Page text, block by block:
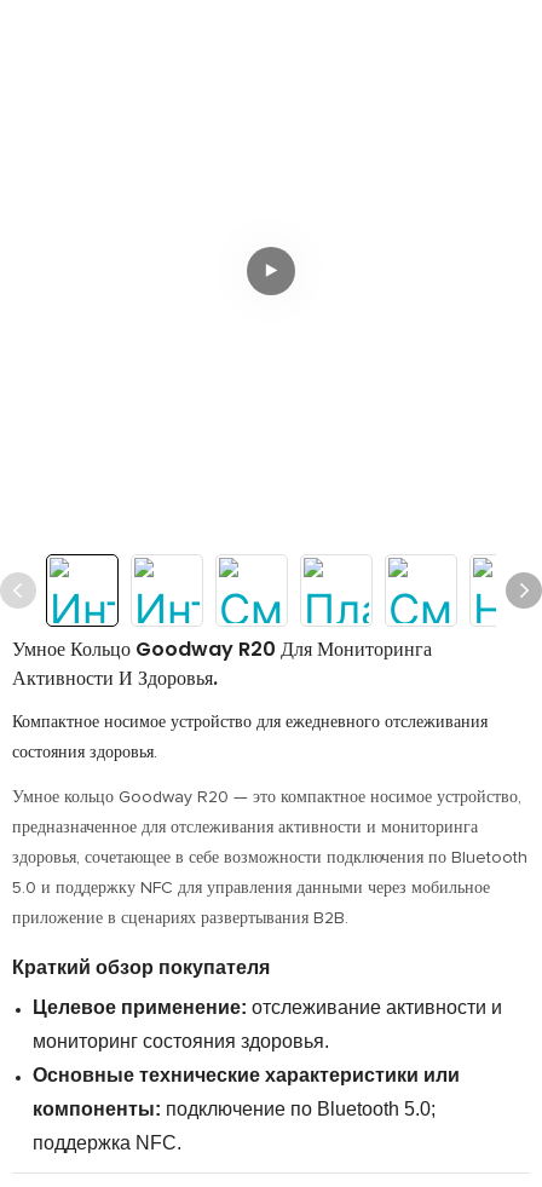
Умное Кольцо Goodway R20 Для Мониторинга
Активности И Здоровья.
Компактное носимое устройство для ежедневного отслеживания
состояния здоровья.
Умное кольцо Goodway R20 — это компактное носимое устройство,
предназначенное для отслеживания активности и мониторинга
здоровья, сочетающее в себе возможности подключения по Bluetooth
5.0 и поддержку NFC для управления данными через мобильное
приложение в сценариях развертывания B2B.
Краткий обзор покупателя
Целевое применение: отслеживание активности и
мониторинг состояния здоровья.
Основные технические характеристики или
компоненты: подключение по Bluetooth 5.0;
поддержка NFC.